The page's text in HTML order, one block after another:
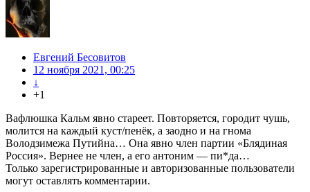
Евгений Бесовитов
12 ноября 2021, 00:25
↓
+1
Вафлюшка Кальм явно стареет. Повторяется, городит чушь,
молится на каждый куст/пенёк, а заодно и на гнома
Володзимежа Путийна… Она явно член партии «Блядиная
Россия». Вернее не член, а его антоним — пи*да…
Только зарегистрированные и авторизованные пользователи
могут оставлять комментарии.